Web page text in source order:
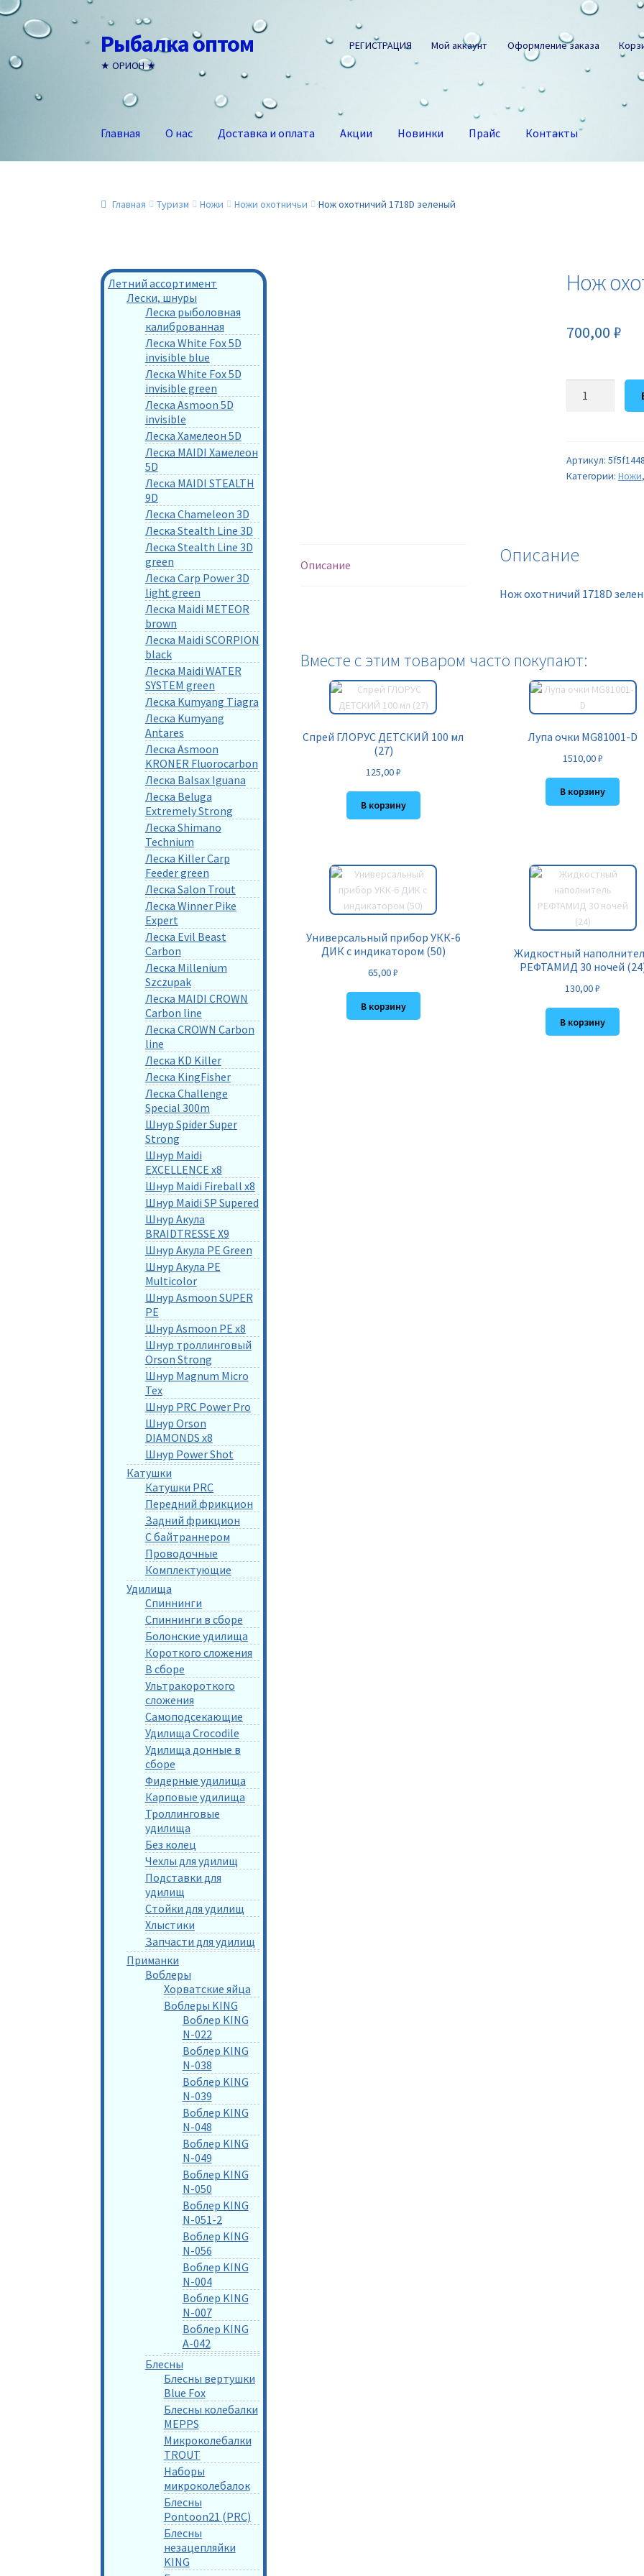
Перейти
к
навигации
Перейти
к
содержимому
Рыбалка оптом
★ ОРИОН ★
РЕГИСТРАЦИЯ Мой аккаунт Оформление заказа
Главная О нас Доставка и оплата Акции Новинки Прайс Контакты
Главная Туризм Ножи Ножи охотничьи Нож охотничий 1718D зеленый
Нож
700,00 ₽
Количество
1718D
зеленый
Артикул:
Категории: Ножи,
Описание Описание
Нож охотничий 1718D
Вместе с этим товаром часто покупают:
Спрей ГЛОРУС ДЕТСКИЙ 100 мл
(27)
125,00₽
В корзину
Лупа очки MG81001-D
1510,00₽
В корзину
Универсальный прибор УКК-6
ДИК с индикатором (50)
65,00₽
В корзину
Жидкостный
РЕФТАМИД 30 ночей
130,00₽
В корзину
Летний ассортимент
Лески, шнуры
Леска рыболовная
калиброванная
Леска White Fox 5D
invisible blue
Леска White Fox 5D
invisible green
Леска Asmoon 5D
invisible
Леска Хамелеон 5D
Леска MAIDI Хамелеон
5D
Леска MAIDI STEALTH
9D
Леска Chameleon 3D
Леска Stealth Line 3D
Леска Stealth Line 3D
green
Леска Carp Power 3D
light green
Леска Maidi METEOR
brown
Леска Maidi SCORPION
black
Леска Maidi WATER
SYSTEM green
Леска Kumyang Tiagra
Леска Kumyang
Antares
Леска Asmoon
KRONER Fluorocarbon
Леска Balsax Iguana
Леска Beluga
Extremely Strong
Леска Shimano
Technium
Леска Killer Carp
Feeder green
Леска Salon Trout
Леска Winner Pike
Expert
Леска Evil Beast
Carbon
Леска Millenium
Szczupak
Леска MAIDI CROWN
Carbon line
Леска CROWN Carbon
line
Леска KD Killer
Леска KingFisher
Леска Challenge
Special 300m
Шнур Spider Super
Strong
Шнур Maidi
EXCELLENCE x8
Шнур Maidi Fireball x8
Шнур Maidi SP Supered
Шнур Акула
BRAIDTRESSE X9
Шнур Акула PE Green
Шнур Акула PE
Multicolor
Шнур Asmoon SUPER
PE
Шнур Asmoon PE x8
Шнур троллинговый
Orson Strong
Шнур Magnum Micro
Tex
Шнур PRC Power Pro
Шнур Orson
DIAMONDS x8
Шнур Power Shot
Катушки
Катушки PRC
Передний фрикцион
Задний фрикцион
С байтраннером
Проводочные
Комплектующие
Удилища
Спиннинги
Спиннинги в сборе
Болонские удилища
Короткого сложения
В сборе
Ультракороткого
сложения
Самоподсекающие
Удилища Crocodile
Удилища донные в
сборе
Фидерные удилища
Карповые удилища
Троллинговые
удилища
Без колец
Чехлы для удилищ
Подставки для
удилищ
Стойки для удилищ
Хлыстики
Запчасти для удилищ
Приманки
Воблеры
Хорватские яйца
Воблеры KING
Воблер KING
N-022
Воблер KING
N-038
Воблер KING
N-039
Воблер KING
N-048
Воблер KING
N-049
Воблер KING
N-050
Воблер KING
N-051-2
Воблер KING
N-056
Воблер KING
N-004
Воблер KING
N-007
Воблер KING
A-042
Блесны
Блесны вертушки
Blue Fox
Блесны колебалки
MEPPS
Микроколебалки
TROUT
Наборы
микроколебалок
Блесны
Pontoon21 (PRC)
Блесны
незацепляйки
KING